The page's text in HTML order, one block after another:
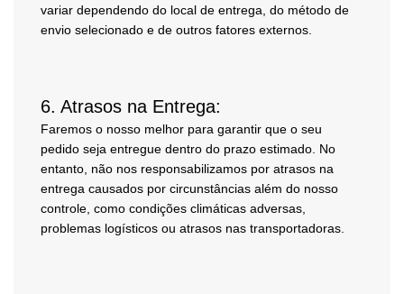
variar dependendo do local de entrega, do método de
envio selecionado e de outros fatores externos.
6. Atrasos na Entrega:
Faremos o nosso melhor para garantir que o seu
pedido seja entregue dentro do prazo estimado. No
entanto, não nos responsabilizamos por atrasos na
entrega causados por circunstâncias além do nosso
controle, como condições climáticas adversas,
problemas logísticos ou atrasos nas transportadoras.